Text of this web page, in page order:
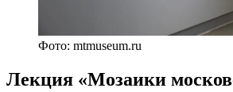
Фото: mtmuseum.ru
Лекция «Мозаики